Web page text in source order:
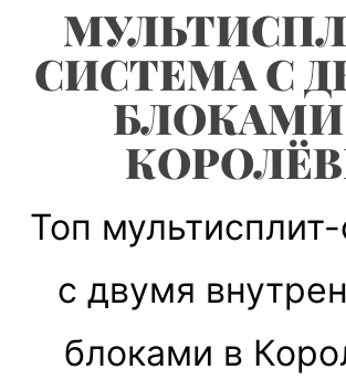
СИСТЕМА С
БЛОКАМИ
Топ
с двумя
блоками в